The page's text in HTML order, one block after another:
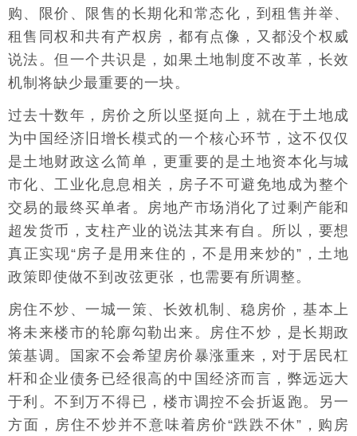
购、限价、限售的长期化和常态化，到租售并举、
租售同权和共有产权房，都有点像，又都没个权威
说法。但一个共识是，如果土地制度不改革，长效
机制将缺少最重要的一块。
过去十数年，房价之所以坚挺向上，就在于土地成
为中国经济旧增长模式的一个核心环节，这不仅仅
是土地财政这么简单，更重要的是土地资本化与城
市化、工业化息息相关，房子不可避免地成为整个
交易的最终买单者。房地产市场消化了过剩产能和
超发货币，支柱产业的说法其来有自。所以，要想
真正实现“房子是用来住的，不是用来炒的”，土地
政策即使做不到改弦更张，也需要有所调整。
房住不炒、一城一策、长效机制、稳房价，基本上
将未来楼市的轮廓勾勒出来。房住不炒，是长期政
策基调。国家不会希望房价暴涨重来，对于居民杠
杆和企业债务已经很高的中国经济而言，弊远远大
于利。不到万不得已，楼市调控不会折返跑。另一
方面，房住不炒并不意味着房价“跌跌不休”，购房